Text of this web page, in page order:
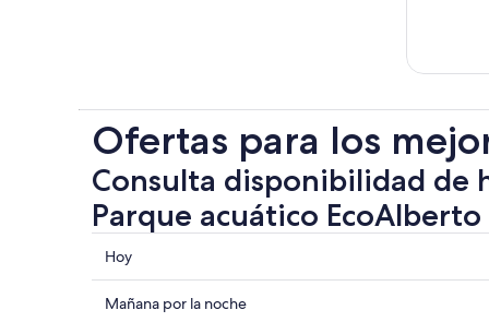
Ofertas para los
Consulta disponibilidad de
Parque acuático EcoAlberto
Consultar
los
precios
Hoy
Consultar
Mañana por la noche